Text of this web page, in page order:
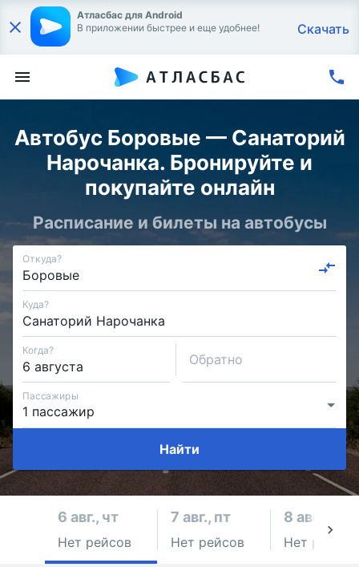
Атласбас для Android
В приложении быстрее и еще удобнее!
Скачать
Автобус Боровые — Санаторий
Нарочанка. Бронируйте и
покупайте онлайн
Расписание и билеты на автобусы
Откуда?
Куда?
Когда?
Обратно
Пассажиры
Найти
6 авг., чт
Нет рейсов
7 авг., пт
Нет рейсов
8 авг., сб
Нет рейсов